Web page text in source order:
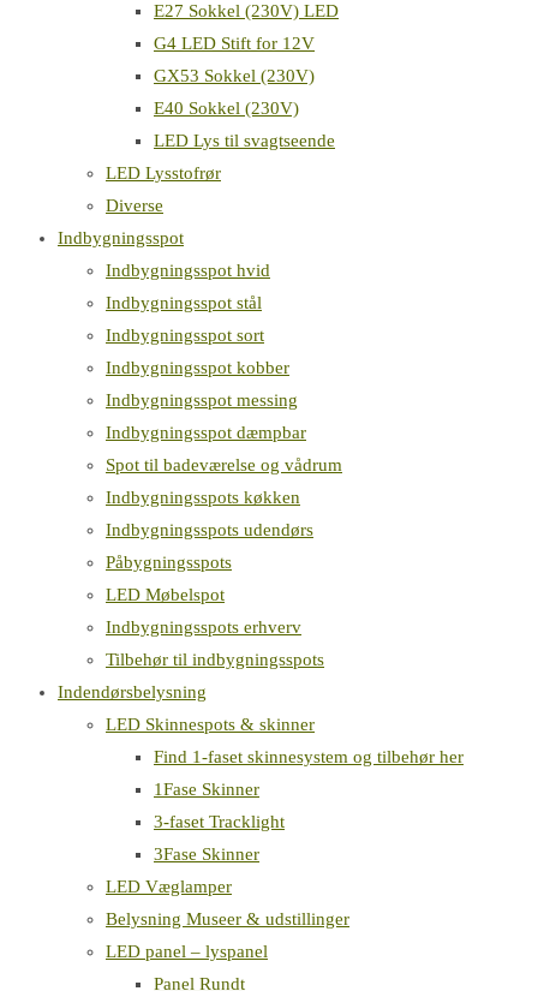
E27 Sokkel (230V) LED
G4 LED Stift for 12V
GX53 Sokkel (230V)
E40 Sokkel (230V)
LED Lys til svagtseende
LED Lysstofrør
Diverse
Indbygningsspot
Indbygningsspot hvid
Indbygningsspot stål
Indbygningsspot sort
Indbygningsspot kobber
Indbygningsspot messing
Indbygningsspot dæmpbar
Spot til badeværelse og vådrum
Indbygningsspots køkken
Indbygningsspots udendørs
Påbygningsspots
LED Møbelspot
Indbygningsspots erhverv
Tilbehør til indbygningsspots
Indendørsbelysning
LED Skinnespots & skinner
Find 1-faset skinnesystem og tilbehør her
1Fase Skinner
3-faset Tracklight
3Fase Skinner
LED Væglamper
Belysning Museer & udstillinger
LED panel – lyspanel
Panel Rundt